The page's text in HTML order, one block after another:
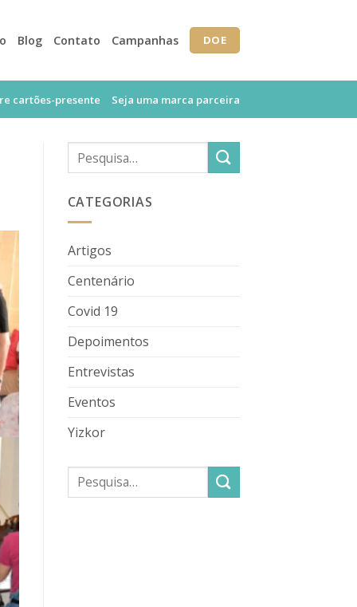
Blog Contato Campanhas DOE
cartões-presente Seja uma marca parceira
CATEGORIAS
Artigos
Centenário
Covid 19
Depoimentos
Entrevistas
Eventos
Yizkor